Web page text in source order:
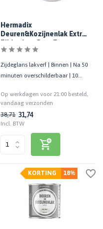
Hermadix
Deuren&Kozijnenlak Extra
Zijdeglans Puur Taupe
Zijdeglans lakverf | Binnen | Na 50
minuten overschilderbaar | 10
Op werkdagen voor 21:00 besteld,
vandaag verzonden
38,71 31,74
Incl. BTW
18%
KORTING